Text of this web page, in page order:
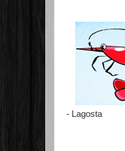
- Lagosta